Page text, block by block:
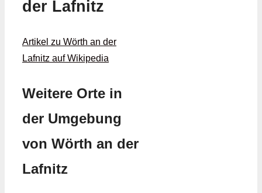
der Lafnitz
Artikel zu Wörth an der
Lafnitz auf Wikipedia
Weitere Orte in
der Umgebung
von Wörth an der
Lafnitz